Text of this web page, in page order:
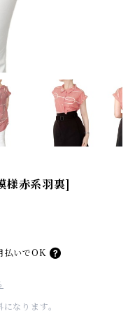
様赤系羽裏]
払いでOK
なります。